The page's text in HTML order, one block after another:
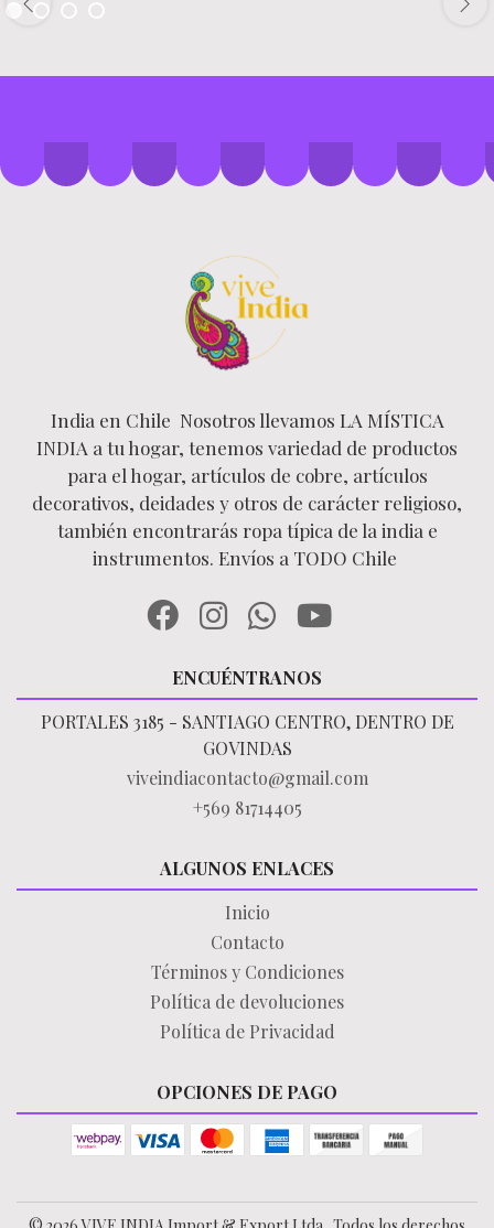
India en Chile Nosotros llevamos LA MÍSTICA
INDIA a tu hogar, tenemos variedad de productos
para el hogar, artículos de cobre, artículos
decorativos, deidades y otros de carácter religioso,
también encontrarás ropa típica de la india e
instrumentos. Envíos a TODO Chile
ENCUÉNTRANOS
PORTALES 3185 - SANTIAGO CENTRO, DENTRO DE
GOVINDAS
viveindiacontacto@gmail.com
+569 81714405
ALGUNOS ENLACES
Inicio
Contacto
Términos y Condiciones
Política de devoluciones
Política de Privacidad
OPCIONES DE PAGO